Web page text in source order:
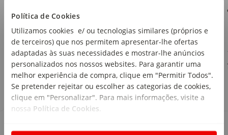
Política de Cookies
Utilizamos cookies e/ ou tecnologias similares (próprios e
de terceiros) que nos permitem apresentar-lhe ofertas
adaptadas às suas necessidades e mostrar-lhe anúncios
personalizados nos nossos websites. Para garantir uma
melhor experiência de compra, clique em "Permitir Todos".
Se pretender rejeitar ou escolher as categorias de cookies,
clique em "Personalizar". Para mais informações, visite a
nossa Política de Cookies
1 ,79€
7,16€/kg